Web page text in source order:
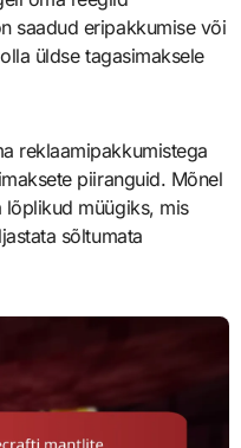
saadud eripakkumise või
üldse tagasimaksele
reklaamipakkumistega
piiranguid. Mõnel
lõplikud müügiks, mis
sõltumata